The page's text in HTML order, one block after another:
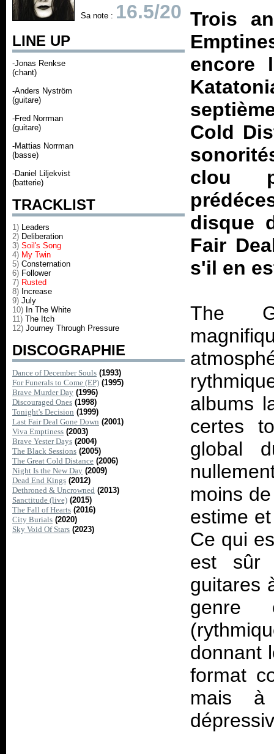
Sa note : 16.5/20
LINE UP
-Jonas Renkse
(chant)
-Anders Nyström
(guitare)
-Fred Norrman
(guitare)
-Mattias Norrman
(basse)
-Daniel Liljekvist
(batterie)
TRACKLIST
1) Leaders
2) Deliberation
3) Soil's Song
4) My Twin
5) Consternation
6) Follower
7) Rusted
8) Increase
9) July
10) In The White
11) The Itch
12) Journey Through Pressure
DISCOGRAPHIE
Dance of December Souls (1993)
For Funerals to Come (EP) (1995)
Brave Murder Day (1996)
Discouraged Ones (1998)
Tonight's Decision (1999)
Last Fair Deal Gone Down (2001)
Viva Emptiness (2003)
Brave Yester Days (2004)
The Black Sessions (2005)
The Great Cold Distance (2006)
Night Is the New Day (2009)
Dead End Kings (2012)
Dethroned & Uncrowned (2013)
Sanctitude (live) (2015)
The Fall of Hearts (2016)
City Burials (2020)
Sky Void Of Stars (2023)
Trois
encore
Cold
clou
disque
Fair
s'il en
The
albums
certes
global
moins
estime
Ce qui
est sûr
guitares
genre
donnant
format
mais à